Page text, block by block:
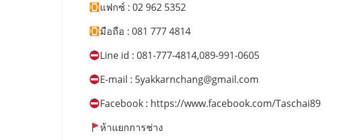
แฟกซ์ : 02 962 5352
มือถือ : 081 777 4814
Line id : 081-777-4814,089-991-0605
E-mail : 5yakkarnchang@gmail.com
Facebook : https://www.facebook.com/Taschai89
ห้าแยกการช่าง